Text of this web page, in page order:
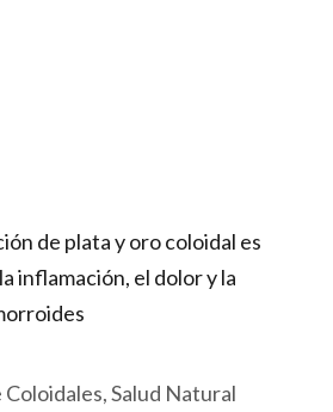
de plata y oro coloidal es
inflamación, el dolor y la
,Salud Natural